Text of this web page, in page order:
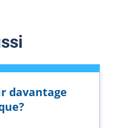
davantage